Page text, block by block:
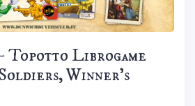
Topotto Librogame
Winner’s